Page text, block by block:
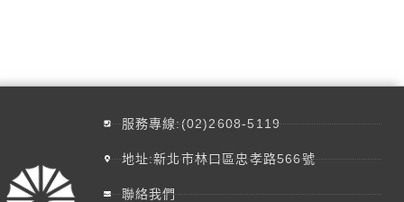
服務專線:(02)2608-5119
地址:新北市林口區忠孝路566號
聯絡我們